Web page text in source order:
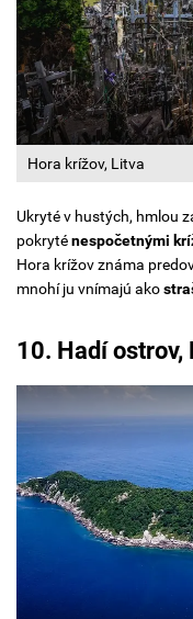
Hora krížov, Litva
Ukryté v hustých, hmlou
pokryténespočetnými
Hora krížov známa
mnohí ju vnímajú ako
10. Hadí ostrov,